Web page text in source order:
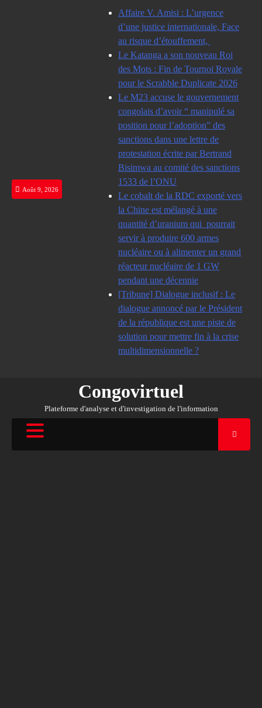
Août 9, 2026
Affaire V. Amisi : L’urgence
d’une justice internationale, Face
au risque d’étouffement,
Le Katanga a son nouveau Roi
des Mots : Fin de Tournoi Royale
pour le Scrabble Duplicate 2026
Le M23 accuse le gouvernement
congolais d’avoir “ manipulé sa
position pour l’adoption” des
sanctions dans une lettre de
protestation écrite par Bertrand
Bisimwa au comité des sanctions
1533 de l’ONU
Le cobalt de la RDC exporté vers
la Chine est mélangé à une
quantité d’uranium qui pourrait
servir à produire 600 armes
nucléaire ou à alimenter un grand
réacteur nucléaire de 1 GW
pendant une décennie
[Tribune] Dialogue inclusif : Le
dialogue annoncé par le Président
de la république est une piste de
solution pour mettre fin à la crise
multidimensionnelle ?
Congovirtuel
Plateforme d'analyse et d'investigation de l'information